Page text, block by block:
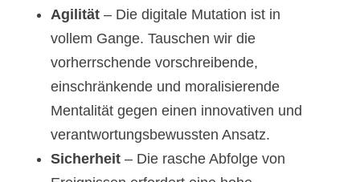
Agilität– Die digitale Mutation ist in
vollem Gange. Tauschen wir die
vorherrschende vorschreibende,
einschränkende und moralisierende
Mentalität gegen einen innovativen und
verantwortungsbewussten Ansatz.
Sicherheit– Die rasche Abfolge von